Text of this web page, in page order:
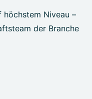
höchstem Niveau –
der Branche